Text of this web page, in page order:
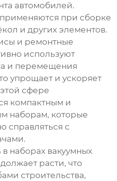
автомобилей.
при сборке
и других элементов.
и ремонтные
используют
и перемещения
упрощает и ускоряет
сфере
компактным и
наборам, которые
справляться с
наборах вакуумных
расти, что
строительства,